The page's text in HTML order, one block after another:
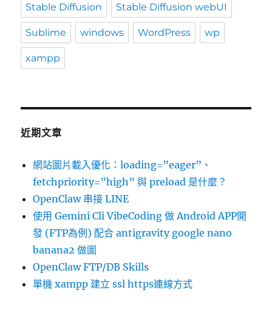
Stable Diffusion Stable Diffusion webUI
Sublime windows WordPress wp
xampp
近期文章
網站圖片載入優化：loading=”eager”、
fetchpriority=”high” 與 preload 是什麼？
OpenClaw 串接 LINE
使用 Gemini Cli VibeCoding 做 Android APP開
發 (FTP為例) 配合 antigravity google nano
banana2 做圖
OpenClaw FTP/DB Skills
單機 xampp 建立 ssl https連線方式